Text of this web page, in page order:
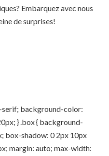
Embarquez avec nous
de surprises!
background-color:
} .box { background-
box-shadow: 0 2px 10px
margin: auto; max-width: